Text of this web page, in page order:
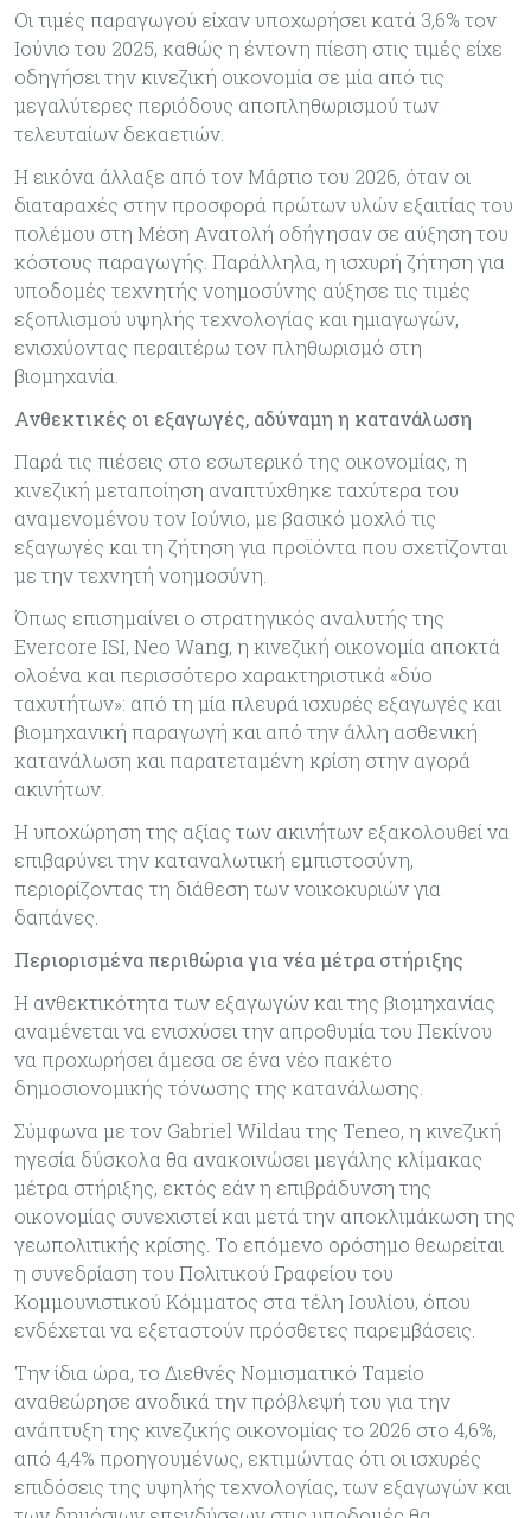
Οι τιμές παραγωγού είχαν υποχωρήσει κατά 3,6% τον
Ιούνιο του 2025, καθώς η έντονη πίεση στις τιμές είχε
οδηγήσει την κινεζική οικονομία σε μία από τις
μεγαλύτερες περιόδους αποπληθωρισμού των
τελευταίων δεκαετιών.
Η εικόνα άλλαξε από τον Μάρτιο του 2026, όταν οι
διαταραχές στην προσφορά πρώτων υλών εξαιτίας του
πολέμου στη Μέση Ανατολή οδήγησαν σε αύξηση του
κόστους παραγωγής. Παράλληλα, η ισχυρή ζήτηση για
υποδομές τεχνητής νοημοσύνης αύξησε τις τιμές
εξοπλισμού υψηλής τεχνολογίας και ημιαγωγών,
ενισχύοντας περαιτέρω τον πληθωρισμό στη
βιομηχανία.
Ανθεκτικές οι εξαγωγές, αδύναμη η κατανάλωση
Παρά τις πιέσεις στο εσωτερικό της οικονομίας, η
κινεζική μεταποίηση αναπτύχθηκε ταχύτερα του
αναμενομένου τον Ιούνιο, με βασικό μοχλό τις
εξαγωγές και τη ζήτηση για προϊόντα που σχετίζονται
με την τεχνητή νοημοσύνη.
Όπως επισημαίνει ο στρατηγικός αναλυτής της
Evercore ISI, Neo Wang, η κινεζική οικονομία αποκτά
ολοένα και περισσότερο χαρακτηριστικά «δύο
ταχυτήτων»: από τη μία πλευρά ισχυρές εξαγωγές και
βιομηχανική παραγωγή και από την άλλη ασθενική
κατανάλωση και παρατεταμένη κρίση στην αγορά
ακινήτων.
Η υποχώρηση της αξίας των ακινήτων εξακολουθεί να
επιβαρύνει την καταναλωτική εμπιστοσύνη,
περιορίζοντας τη διάθεση των νοικοκυριών για
δαπάνες.
Περιορισμένα περιθώρια για νέα μέτρα στήριξης
Η ανθεκτικότητα των εξαγωγών και της βιομηχανίας
αναμένεται να ενισχύσει την απροθυμία του Πεκίνου
να προχωρήσει άμεσα σε ένα νέο πακέτο
δημοσιονομικής τόνωσης της κατανάλωσης.
Σύμφωνα με τον Gabriel Wildau της Teneo, η κινεζική
ηγεσία δύσκολα θα ανακοινώσει μεγάλης κλίμακας
μέτρα στήριξης, εκτός εάν η επιβράδυνση της
οικονομίας συνεχιστεί και μετά την αποκλιμάκωση της
γεωπολιτικής κρίσης. Το επόμενο ορόσημο θεωρείται
η συνεδρίαση του Πολιτικού Γραφείου του
Κομμουνιστικού Κόμματος στα τέλη Ιουλίου, όπου
ενδέχεται να εξεταστούν πρόσθετες παρεμβάσεις.
Την ίδια ώρα, το Διεθνές Νομισματικό Ταμείο
αναθεώρησε ανοδικά την πρόβλεψή του για την
ανάπτυξη της κινεζικής οικονομίας το 2026 στο 4,6%,
από 4,4% προηγουμένως, εκτιμώντας ότι οι ισχυρές
επιδόσεις της υψηλής τεχνολογίας, των εξαγωγών και